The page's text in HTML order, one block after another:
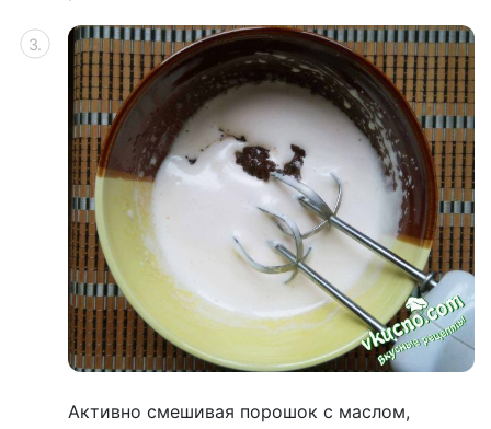
Активно смешивая порошок с маслом,